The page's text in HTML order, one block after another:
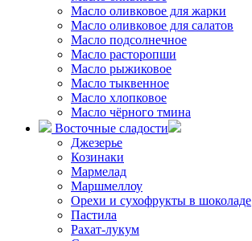
Масло оливковое для жарки
Масло оливковое для салатов
Масло подсолнечное
Масло расторопши
Масло рыжиковое
Масло тыквенное
Масло хлопковое
Масло чёрного тмина
Восточные сладости
Джезерье
Козинаки
Мармелад
Маршмеллоу
Орехи и сухофрукты в шоколаде
Пастила
Рахат-лукум